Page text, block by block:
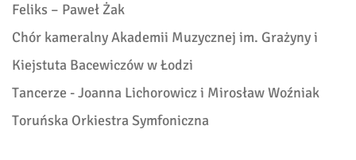
Feliks – Paweł Żak
Chór kameralny Akademii Muzycznej im. Grażyny i
Kiejstuta Bacewiczów w Łodzi
Tancerze - Joanna Lichorowicz i Mirosław Woźniak
Toruńska Orkiestra Symfoniczna